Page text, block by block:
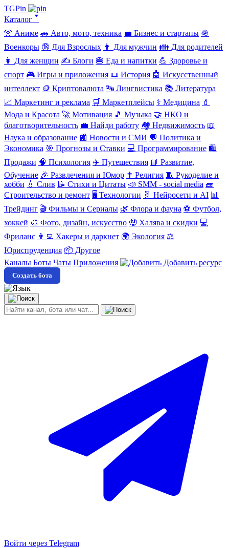
TGPin
Каталог 🢓
🎌 Аниме 🚗 Авто, мото, техника 💼 Бизнес и стартапы 🪖
Военкоры 🔞 Для Взрослых 👨 Для мужчин 👪 Для родителей
👩 Для женщин ✍️ Блоги 🍔 Еда и напитки 💪 Здоровье и
спорт 🎮 Игры и приложения 📜 История 🤖 Искусственный
интеллект 🪙 Криптовалюта 🔤 Лингвистика 📚 Литература
📈 Маркетинг и реклама 🛒 Маркетплейсы ⚕️ Медицина 💄
Мода и Красота 🚀 Мотивация 🎵 Музыка 🤝 НКО и
благотворительность 💼 Найди работу 🏘️ Недвижимость 📖
Наука и образование 📰 Новости и СМИ 💬 Политика и
Экономика 🎯 Прогнозы и Ставки 💻 Программирование 🛍️
Продажи 🧠 Психология ✈️ Путешествия 📘 Развитие,
Обучение 🎉 Развлечения и Юмор ✝️ Религия 🧵 Рукоделие и
хобби 💧 Слив 📝 Стихи и Цитаты 📣 SMM - social media 🧱
Строительство и ремонт 🖥️ Технологии 🧬 Нейросети и AI 📊
Трейдинг 🎬 Фильмы и Сериалы 🌿 Флора и фауна ⚽ Футбол,
хоккей 🎨 Фото, дизайн, искусство 🤑 Халява и скидки 💻
Фриланс 👨‍💻 Хакеры и даркнет 🌍 Экология ⚖️
Юриспруденция 📦 Другое
Каналы Боты Чаты Приложения Добавить ресурс
Создать бота
Войти через Telegram